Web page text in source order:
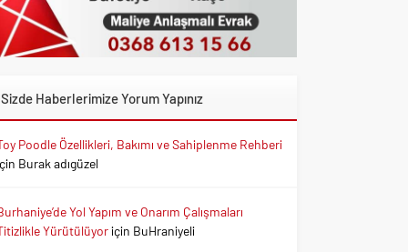
Sizde Haberlerimize Yorum Yapınız
Poodle Özellikleri, Bakımı ve Sahiplenme Rehberi
Burak adıgüzel
Yol Yapım ve Onarım Çalışmaları
Yürütülüyoriçin BuHraniyeli